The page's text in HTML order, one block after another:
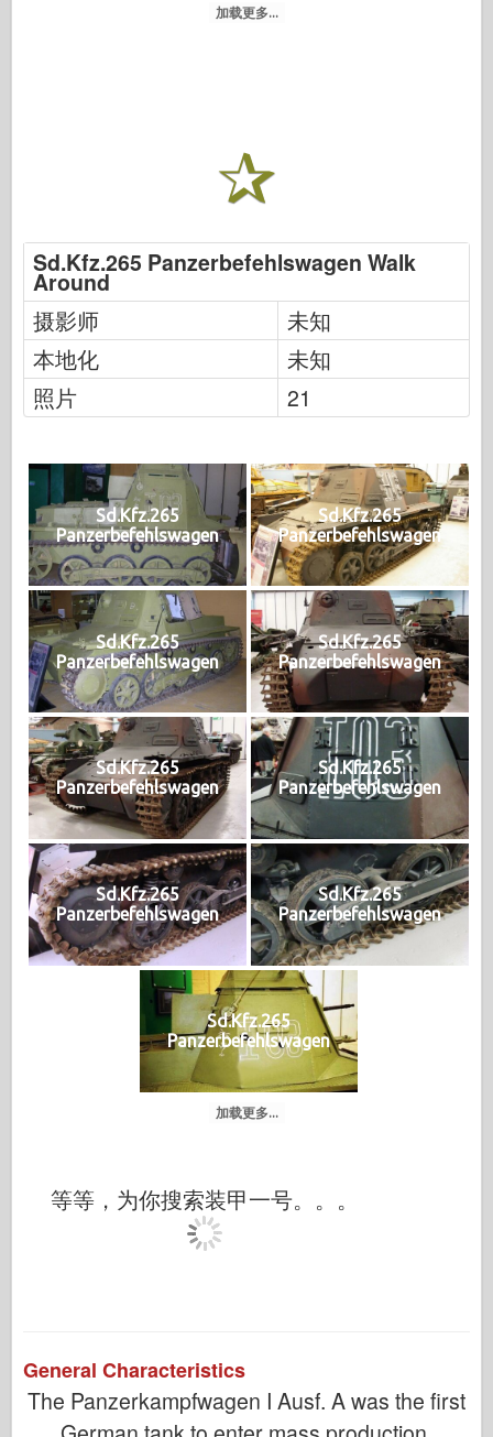
加载更多...
Sd.Kfz.265 Panzerbefehlswagen Walk
Around
摄影师
未知
本地化
未知
照片
21
Sd.Kfz.265
Panzerbefehlswagen
Sd.Kfz.265
Panzerbefehlswagen
Sd.Kfz.265
Panzerbefehlswagen
Sd.Kfz.265
Panzerbefehlswagen
Sd.Kfz.265
Panzerbefehlswagen
Sd.Kfz.265
Panzerbefehlswagen
Sd.Kfz.265
Panzerbefehlswagen
Sd.Kfz.265
Panzerbefehlswagen
Sd.Kfz.265
Panzerbefehlswagen
加载更多...
等等，为你搜索装甲一号。。。
General Characteristics
The Panzerkampfwagen I Ausf. A was the first